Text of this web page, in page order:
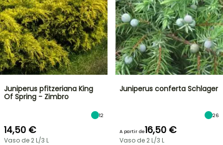
Juniperus pfitzeriana King
Of Spring - Zimbro
12
14,50 €
Vaso de 2 L/3 L
Juniperus conferta Schlager
26
A partir de16,50 €
Vaso de 2 L/3 L